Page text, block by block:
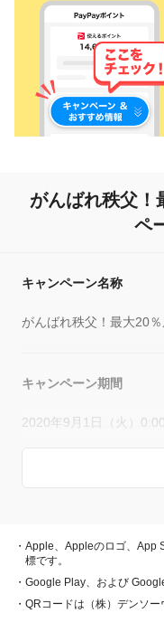
がんばれ秩父！
ペ
キャンペーン名称
がんばれ秩父！最大20
キャンペーン期間
2020年9月1日（火）
概要
ド、PayPayあと払い
た方に対し、下表の
す。
・Apple、Appleのロゴ、App
標です。
・Google Play、および
・QRコードは（株）デンソー